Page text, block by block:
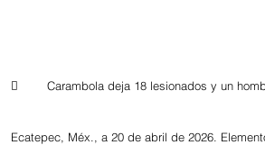
	Carambola deja 18 lesionados y un
Ecatepec, Méx., a 20 de abril de 2026.